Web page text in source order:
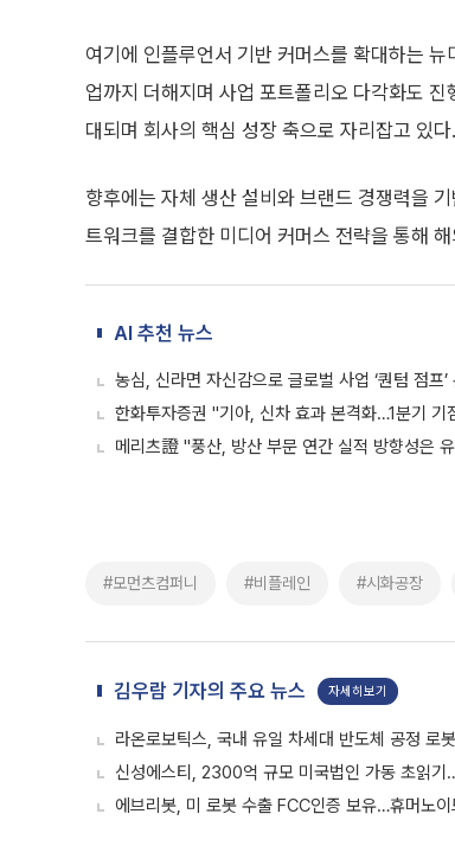
여기에 인플루언서 기반 커머스를 확대하는
업까지 더해지며 사업 포트폴리오 다각화도
대되며 회사의 핵심 성장 축으로 자리잡고 있다.
향후에는 자체 생산 설비와 브랜드 경쟁력을
트워크를 결합한 미디어 커머스 전략을 통해
AI 추천 뉴스
농심, 신라면 자신감으로 글로벌 사업 ‘퀀텀 점
한화투자증권 "기아, 신차 효과 본격화…1분기 기
메리츠證 "풍산, 방산 부문 연간 실적 방향성은
#모먼츠컴퍼니 #비플레인 #시화공장
김우람 기자의 주요 뉴스 자세히보기
라온로보틱스, 국내 유일 차세대 반도체 공정 로
신성에스티, 2300억 규모 미국법인 가동 초읽기
에브리봇, 미 로봇 수출 FCC인증 보유…휴머노이